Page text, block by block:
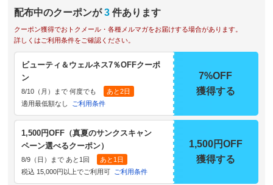
配布中のクーポンが 3 件あります
クーポン獲得でおトクメール・各種メルマガをお届けする場合があります。
詳しくはご利用条件をご確認ください。
ビューティ＆ウェルネス7％OFFクーポ
ン
8/10（月）まで 何度でも
あと2日
適用最低額なし
ご利用条件
7%OFF
獲得する
1,500円OFF（真夏のサンクスキャン
ペーン選べるクーポン）
8/9（日）まで あと1回
あと1日
税込 15,000円以上でご利用可
ご利用条件
1,500円OFF
獲得する